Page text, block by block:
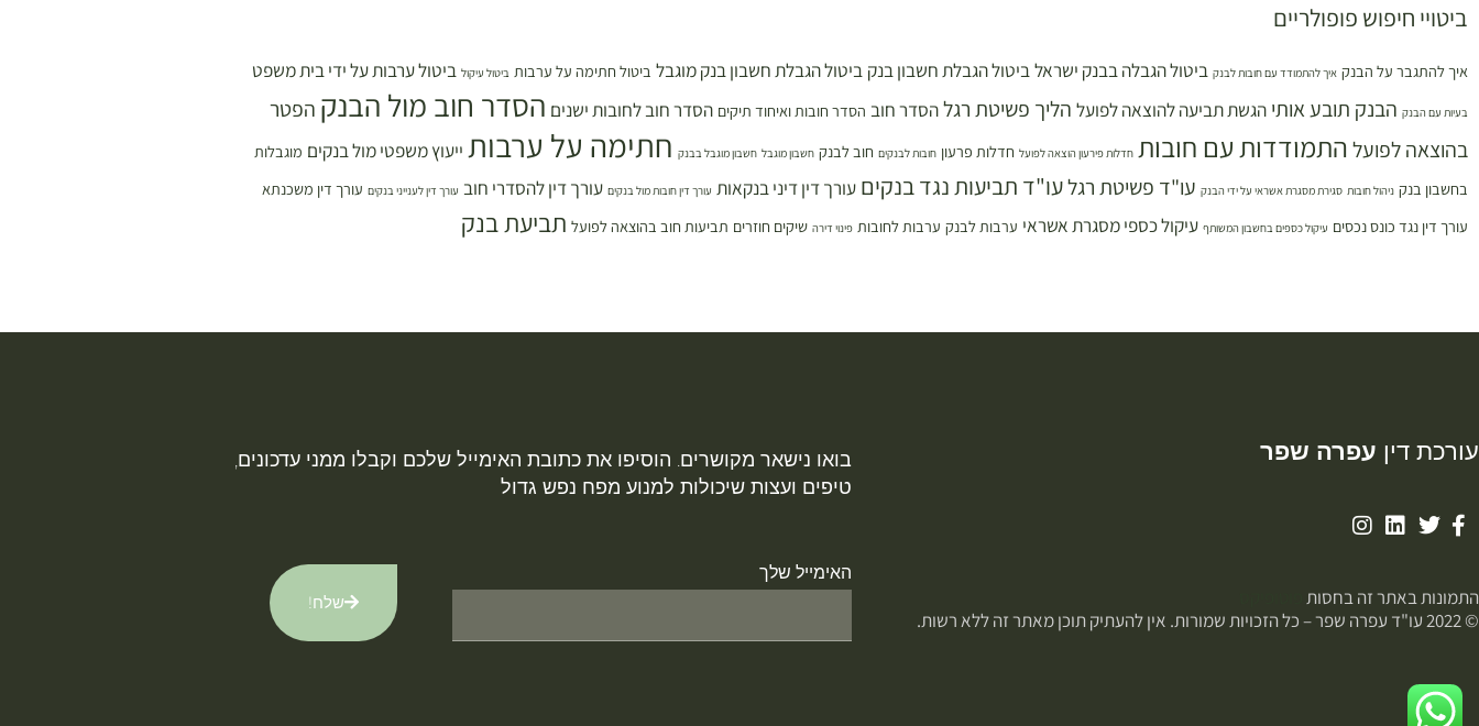
ביטויי חיפוש פופולריים
איך להתגבר על הבנק איך להתמודד עם חובות לבנק ביטול הגבלה בבנק ישראלביטול הגבלת חשבון בנק ביטול הגבלת חשבון בנק מוגבל ביטול חתימה על ערבות ביטול עיקול ביטול ערבות על ידי בית משפט
בעיות עם הבנק הבנק תובע אותי הגשת תביעה להוצאה לפועל הליך פשיטת רגלהסדר חוב הסדר חובות ואיחוד תיקים הסדר חוב לחובות ישנים הסדר חוב מול הבנק הפטר
בהוצאה לפועלהתמודדות עם חובות חדלות פירעון הוצאה לפועל חדלות פרעון חובות לבנקים חוב לבנק חשבון מוגבל חשבון מוגבל בבנק חתימה על ערבות ייעוץ משפטי מול בנקים מוגבלות
בחשבון בנק ניהול חובות סגירת מסגרת אשראי על ידי הבנק עו"ד פשיטת רגלעו"ד תביעות נגד בנקים עורך דין דיני בנקאות עורך דין חובות מול בנקים עורך דין להסדרי חוב עורך דין לענייני בנקים עורך דין משכנתא
עורך דין נגד כונס נכסים עיקול כספים בחשבון המשותף עיקול כספי מסגרת אשראי ערבות לבנק ערבות לחובות פינוי דירה שיקים חוזרים תביעות חוב בהוצאה לפועל תביעת בנק
עורכת דין עפרה שפר
התמונות באתר זה בחסות
© 2022 עו"ד עפרה שפר – כל הזכויות שמורות. אין להעתיק תוכן מאתר זה ללא רשות.
בואו נישאר מקושרים. הוסיפו את כתובת האימייל שלכם וקבלו ממני עדכונים,
טיפים ועצות שיכולות למנוע מפח נפש גדול
האימייל שלך
שלח!